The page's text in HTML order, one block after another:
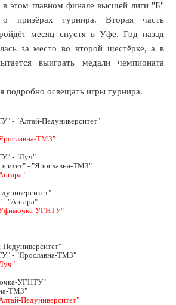
этом главном финале высшей лиги "Б"
призёрах турнира. Вторая часть
месяц спустя в Уфе. Год назад
за место во второй шестёрке, а в
выиграть медали чемпионата
подробно освещать игры турнира.
- "Алтай-Педуниверситет"
ТМЗ"
- "Луч"
- "Ярославна-ТМЗ"
- "Ангара"
УГНТУ"
- "Ярославна-ТМЗ"
УГНТУ"
ТМЗ"
Педуниверситет"